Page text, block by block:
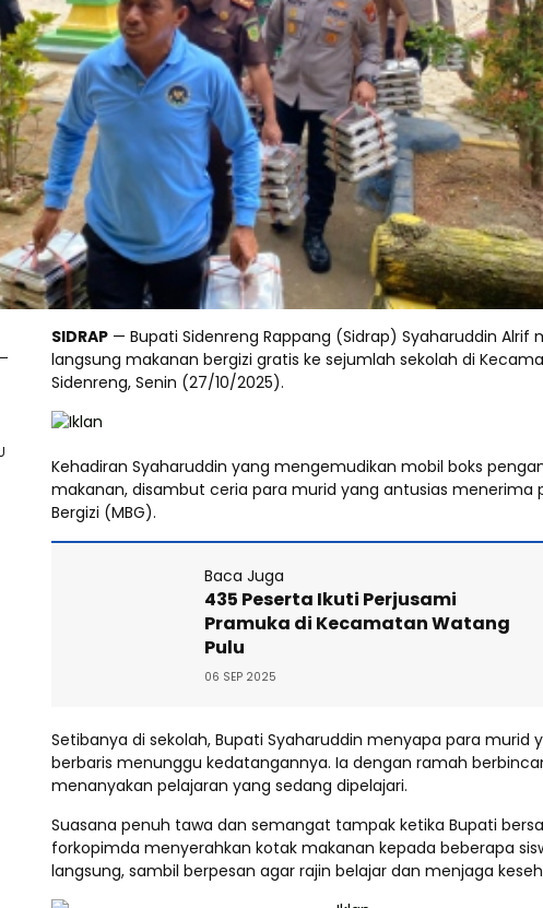
SIDRAP — Bupati Sidenreng Rappang (Sidrap) Syaharuddin Alrif
langsung makanan bergizi gratis ke sejumlah sekolah di
Sidenreng, Senin (27/10/2025).
Kehadiran Syaharuddin yang mengemudikan mobil boks
makanan, disambut ceria para murid yang antusias menerima
Bergizi (MBG).
Baca Juga
435 Peserta Ikuti Perjusami
Pramuka di Kecamatan Watang
Pulu
06 SEP 2025
Setibanya di sekolah, Bupati Syaharuddin menyapa para murid
berbaris menunggu kedatangannya. Ia dengan ramah
menanyakan pelajaran yang sedang dipelajari.
Suasana penuh tawa dan semangat tampak ketika Bupati
forkopimda menyerahkan kotak makanan kepada beberapa
langsung, sambil berpesan agar rajin belajar dan menjaga